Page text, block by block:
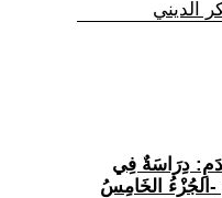
الديني
دِرَاسَةٌ فِي
-الجُزْءُ الخَامِسُ